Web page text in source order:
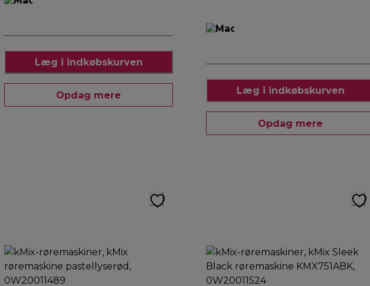
Læg i indkøbskurven
Opdag mere Læg i indkøbskurven
Opdag mere